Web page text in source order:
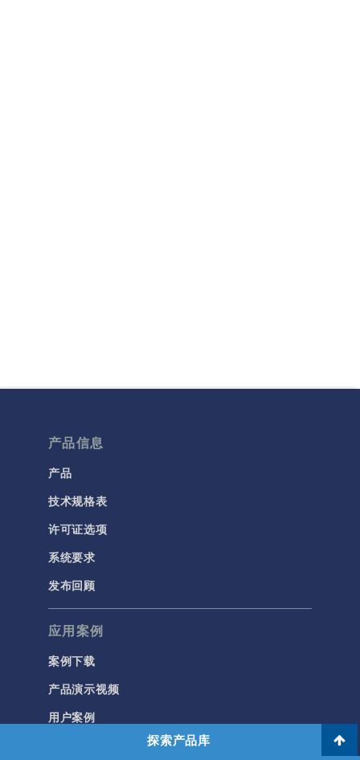
探索产品库
产品信息
产品
技术规格表
许可证选项
系统要求
发布回顾
应用案例
案例下载
产品演示视频
用户案例